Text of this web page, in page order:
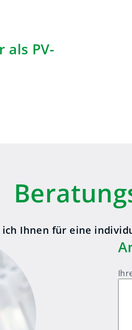
als PV-
ich Ihnen für eine